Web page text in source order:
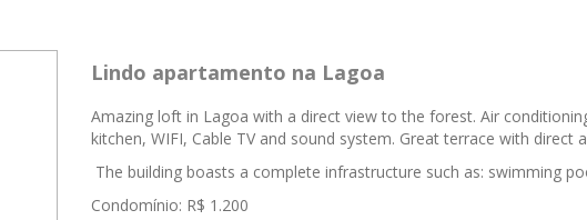
Lindo apartamento na Lagoa
Amazing loft in Lagoa with a direct view to the forest. Air
kitchen, WIFI, Cable TV and sound system. Great terrace with direct
The building boasts a complete infrastructure such as: swimming
Condomínio: R$ 1.200